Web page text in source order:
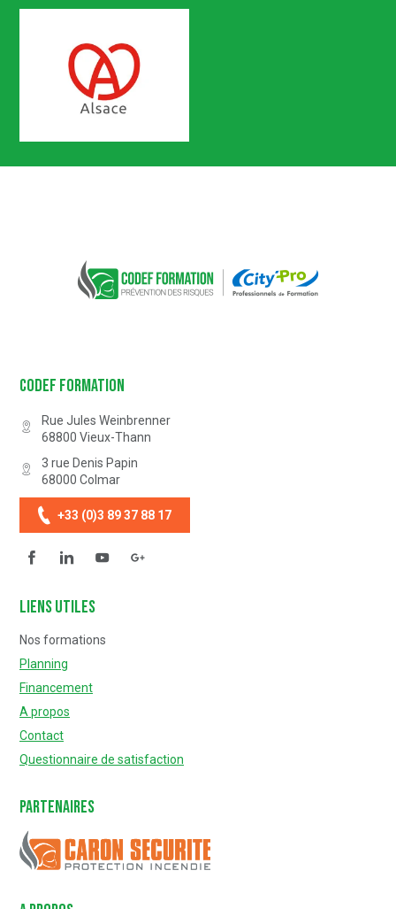
Certification n° 5619
Partenaire Marque Alsace
Codef Formation
Rue Jules Weinbrenner
68800 Vieux-Thann
3 rue Denis Papin
68000 Colmar
+33 (0)3 89 37 88 17
FacebookLinkedinYouTube
Liens utiles
Nos formations
Planning
Financement
A propos
Contact
Questionnaire de satisfaction
Partenaires
Caron Sécurité